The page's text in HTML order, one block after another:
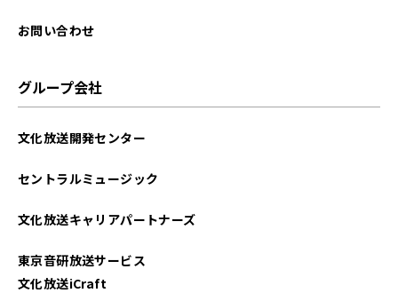
お問い合わせ
グループ会社
文化放送開発センター
セントラルミュージック
文化放送キャリアパートナーズ
東京音研放送サービス
文化放送iCraft